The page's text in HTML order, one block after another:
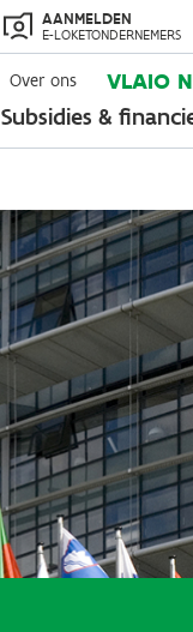
AANMELDEN
E-LOKETONDERNEMERS
Over ons VLAIO
Subsidies &